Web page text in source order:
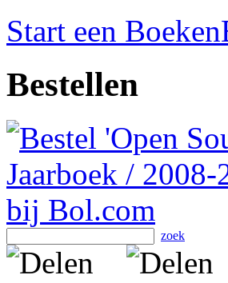
Start een
Bestellen
zoek